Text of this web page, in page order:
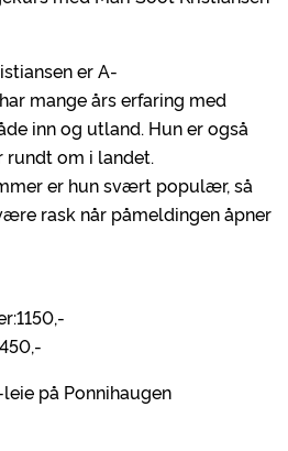
er A-
mange års erfaring med
inn og utland. Hun er også
om i landet.
er hun svært populær, så
rask når påmeldingen åpner
på Ponnihaugen